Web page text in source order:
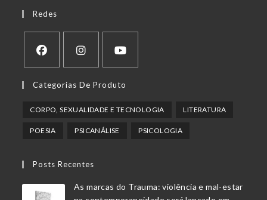
Redes
em
aba
em
aba
em
aba
Categorias De Produto
CORPO, SEXUALIDADE E TECNOLOGIA LITERATURA
POESIA PSICANÁLISE PSICOLOGIA
Posts Recentes
As marcas do Trauma: violência e mal-estar